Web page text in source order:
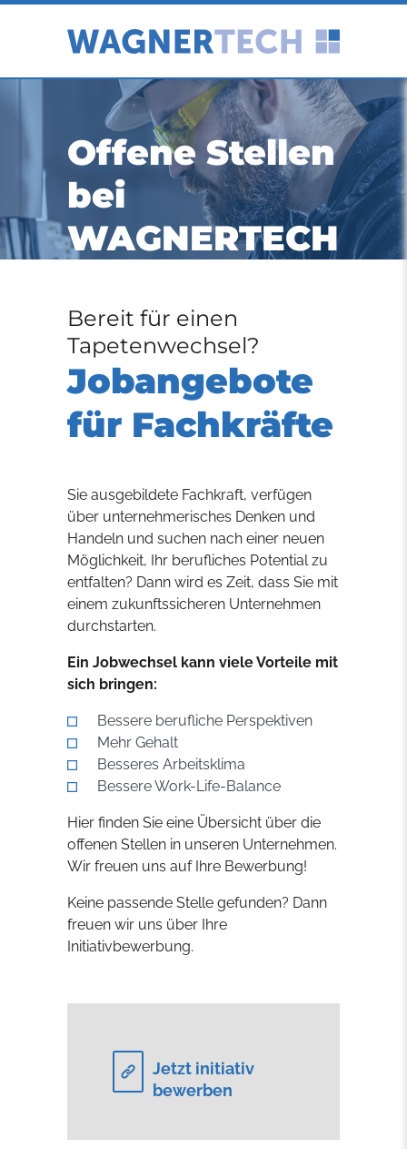
Offene Stellen
bei
WAGNERTECH
Bereit für einen
Tapetenwechsel?
Jobangebote
für Fachkräfte
Sie ausgebildete Fachkraft, verfügen
über unternehmerisches Denken und
Handeln und suchen nach einer neuen
Möglichkeit, Ihr berufliches Potential zu
entfalten? Dann wird es Zeit, dass Sie mit
einem zukunftssicheren Unternehmen
durchstarten.
Ein Jobwechsel kann viele Vorteile mit
sich bringen:
Bessere berufliche Perspektiven
Mehr Gehalt
Besseres Arbeitsklima
Bessere Work-Life-Balance
Hier finden Sie eine Übersicht über die
offenen Stellen in unseren Unternehmen.
Wir freuen uns auf Ihre Bewerbung!
Keine passende Stelle gefunden? Dann
freuen wir uns über Ihre
Initiativbewerbung.
Jetzt initiativ
bewerben